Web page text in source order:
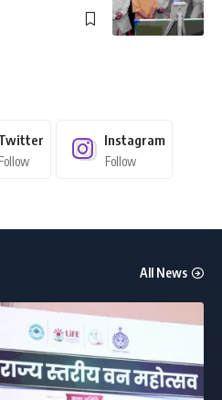
Follow
Instagram
Follow
All News